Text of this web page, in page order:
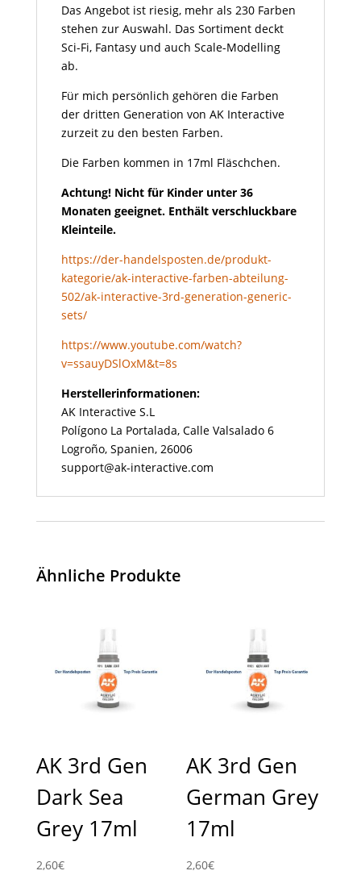
Das Angebot ist riesig, mehr als 230 Farben
stehen zur Auswahl. Das Sortiment deckt
Sci-Fi, Fantasy und auch Scale-Modelling
ab.
Für mich persönlich gehören die Farben
der dritten Generation von AK Interactive
zurzeit zu den besten Farben.
Die Farben kommen in 17ml Fläschchen.
Achtung! Nicht für Kinder unter 36
Monaten geeignet. Enthält verschluckbare
Kleinteile.
https://der-handelsposten.de/produkt-
kategorie/ak-interactive-farben-abteilung-
502/ak-interactive-3rd-generation-generic-
sets/
https://www.youtube.com/watch?
v=ssauyDSlOxM&t=8s
Herstellerinformationen:
AK Interactive S.L
Polígono La Portalada, Calle Valsalado 6
Logroño, Spanien, 26006
support@ak-interactive.com
Ähnliche Produkte
AK 3rd Gen
Dark Sea
Grey 17ml
2,60€
AK 3rd Gen
German Grey
17ml
2,60€